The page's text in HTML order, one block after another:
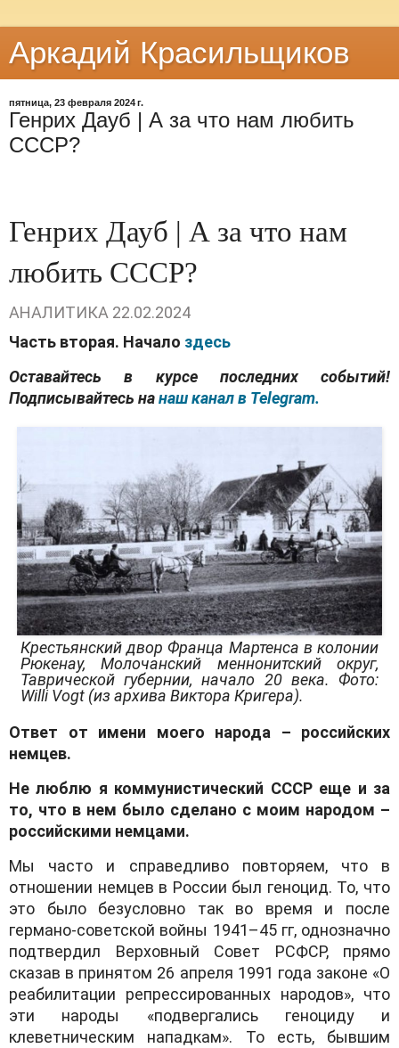
Аркадий Красильщиков
пятница, 23 февраля 2024 г.
Генрих Дауб | А за что нам любить
СССР?
Генрих Дауб | А за что нам
любить СССР?
АНАЛИТИКА 22.02.2024
Часть вторая. Начало здесь
Оставайтесь в курсе последних событий!
Подписывайтесь нанаш канал в Telegram.
Крестьянский двор Франца Мартенса в колонии
Рюкенау, Молочанский меннонитский округ,
Таврической губернии, начало 20 века. Фото:
Willi Vogt (из архива Виктора Кригера).
Ответ от имени моего народа – российских
немцев.
Не люблю я коммунистический СССР еще и за
то, что в нем было сделано с моим народом –
российскими немцами.
Мы часто и справедливо повторяем, что в
отношении немцев в России был геноцид. То, что
это было безусловно так во время и после
германо-советской войны 1941–45 гг, однозначно
подтвердил Верховный Совет РСФСР, прямо
сказав в принятом 26 апреля 1991 года законе «О
реабилитации репрессированных народов», что
эти народы «подвергались геноциду и
клеветническим нападкам». То есть, бывшим